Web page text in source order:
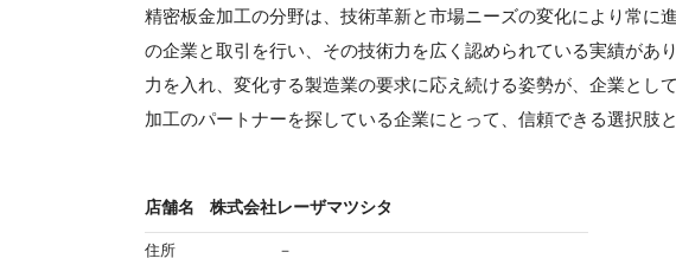
精密板金加工の分野は、技術革新と市場ニーズの変化により常に
の企業と取引を行い、その技術力を広く認められている実績があ
力を入れ、変化する製造業の要求に応え続ける姿勢が、企業とし
加工のパートナーを探している企業にとって、信頼できる選択肢
店舗名 株式会社レーザマツシタ
住所 －